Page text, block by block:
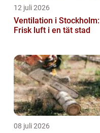
12 juli 2026
Ventilation i Stockholm:
Frisk luft i en tät stad
08 juli 2026